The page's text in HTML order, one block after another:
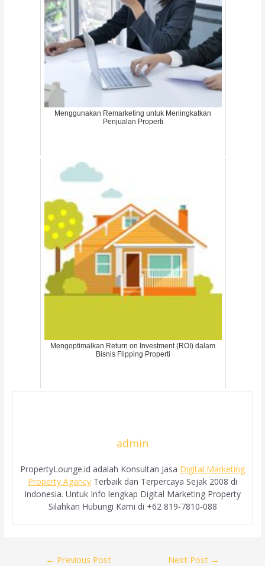
Menggunakan Remarketing untuk Meningkatkan
Penjualan Properti
Mengoptimalkan Return on Investment (ROI) dalam
Bisnis Flipping Properti
admin
PropertyLounge.id adalah Konsultan Jasa Digital Marketing
Property Agancy Terbaik dan Terpercaya Sejak 2008 di
Indonesia. Untuk Info lengkap Digital Marketing Property
Silahkan Hubungi Kami di +62 819-7810-088
← Previous Post Next Post →